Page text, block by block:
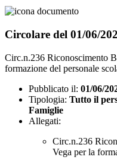
Circolare del 01/06/
Circ.n.236 Riconoscimento
formazione del personale
Pubblicato il: 01/06/
Tipologia: Tutto il
Famiglie
Allegati:
Circ.n.236
Vega per la